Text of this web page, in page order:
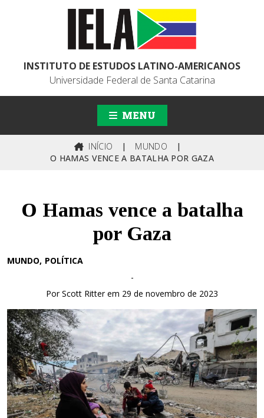
INSTITUTO DE ESTUDOS LATINO-AMERICANOS
Universidade Federal de Santa Catarina
MENU
INÍCIO | MUNDO
|
O HAMAS VENCE A BATALHA POR GAZA
O Hamas vence a batalha
por Gaza
MUNDO POLÍTICA
-
Por Scott Ritter em 29 de novembro de 2023